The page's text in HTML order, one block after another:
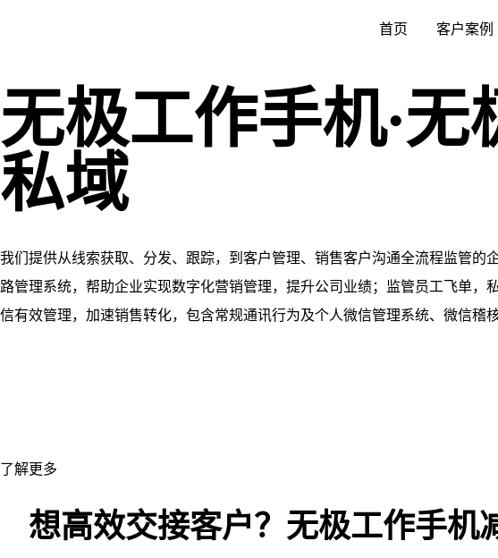
首页 客户案例
无极工作手机·无
私域
我们提供从线索获取、分发、跟踪，到客户管理、销售客户沟通全流程监管的
路管理系统，帮助企业实现数字化营销管理，提升公司业绩；监管员工飞单，
信有效管理，加速销售转化，包含常规通讯行为及个人微信管理系统、微信稽
了解更多
想高效交接客户？无极工作手机